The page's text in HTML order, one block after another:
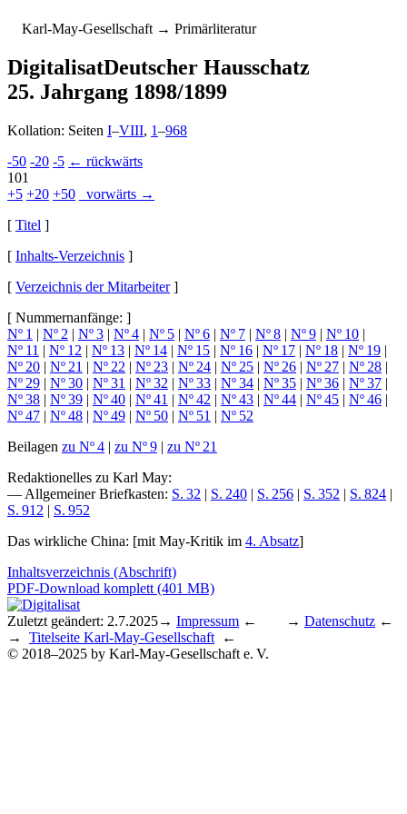
Karl-May-Gesellschaft → Primärliteratur
DigitalisatDeutscher Hausschatz
25. Jahrgang 1898/1899
Kollation: Seiten I–VIII, 1–968
-50 -20 -5 ← rückwärts
101
+5 +20 +50
vorwärts →
[ Titel ]
[ Inhalts-Verzeichnis ]
[ Verzeichnis der Mitarbeiter]
[ Nummernanfänge: ]
Nº 1 | Nº 2 | Nº 3 | Nº 4 | Nº 5 | Nº 6 | Nº 7 | Nº 8 | Nº 9 | Nº 10 |
Nº 11 | Nº 12 | Nº 13 | Nº 14 | Nº 15 | Nº 16 | Nº 17 | Nº 18 | Nº 19 |
Nº 20 | Nº 21 | Nº 22 | Nº 23 | Nº 24 | Nº 25 | Nº 26 | Nº 27 | Nº 28 |
Nº 29 | Nº 30 | Nº 31 | Nº 32 | Nº 33 | Nº 34 | Nº 35 | Nº 36 | Nº 37 |
Nº 38 | Nº 39 | Nº 40 | Nº 41 | Nº 42 | Nº 43 | Nº 44 | Nº 45 | Nº 46 |
Nº 47 | Nº 48 | Nº 49 | Nº 50 | Nº 51 | Nº 52
Beilagen zu Nº 4 | zu Nº 9 | zu Nº 21
Redaktionelles zu Karl May:
— Allgemeiner Briefkasten: S. 32 | S. 240 | S. 256 | S. 352 | S. 824 |
S. 912 | S. 952
Das wirkliche China: [mit May-Kritik im 4. Absatz]
Inhaltsverzeichnis (Abschrift)
PDF-Download komplett (401 MB)
Zuletzt geändert: 2.7.2025→ Impressum ← → Datenschutz ←
→ Titelseite Karl-May-Gesellschaft ←
© 2018–2025 by Karl-May-Gesellschaft e. V.